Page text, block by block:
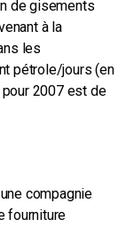
de gisements
à la
les
pétrole/jours (en
2007 est de
compagnie
fourniture